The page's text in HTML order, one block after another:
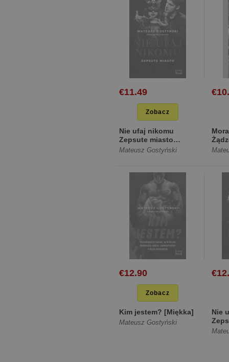
€11.49
Zobacz
Nie ufaj nikomu
Zepsute miasto
[Miękka]
Mateusz Gostyński
€12.90
Zobacz
Kim jestem? [Miękka]
Mateusz Gostyński
Nie